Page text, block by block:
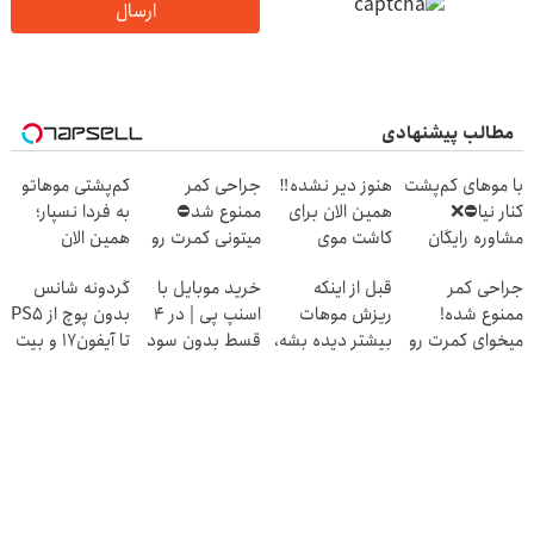
ارسال
مطالب پیشنهادی
با موهای کم‌پشت
کنار نیا⛔️❌
مشاوره رایگان
هنوز دیر نشده‼️
همین الان برای
کاشت موی
جراحی کمر
ممنوع شد⛔
میتونی کمرت رو
کنی! 👈🏻
پرسش‌نامه
کم‌پشتی موهاتو
به فردا نسپار؛
همین الان
بگیر!
جراحی کمر
ممنوع شده!
میخوای کمرت رو
قبل از اینکه
ریزش موهات
بیشتر دیده بشه،
خرید موبایل با
اسنپ پی | در ۴
قسط بدون سود
گردونه شانس
بدون پوچ از PS5
تا آیفون17 و بیت